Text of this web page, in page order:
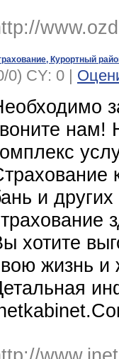
Курортный
0) CY: 0 |
нам!
и
хотите
жизнь и